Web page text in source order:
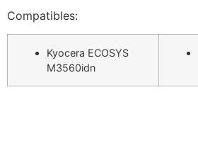
Compatibles:
Kyocera ECOSYS
M3560idn